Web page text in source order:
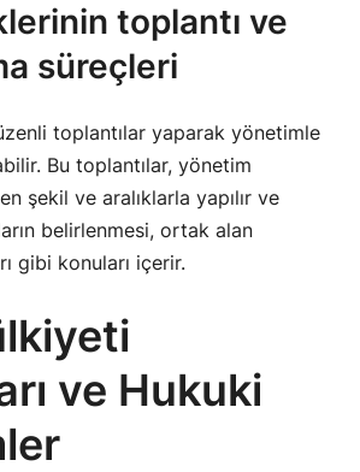
toplantı ve
süreçleri
toplantılar yaparak yönetimle
Bu toplantılar, yönetim
şekil ve aralıklarla yapılır ve
belirlenmesi, ortak alan
gibi konuları içerir.
ve Hukuki